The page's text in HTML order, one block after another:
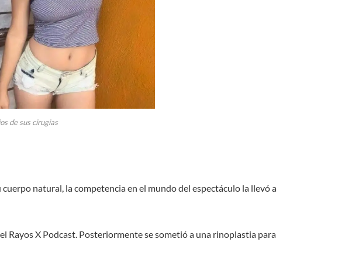
de sus cirugias
natural, la competencia en el mundo del espectáculo la llevó a
Rayos X Podcast. Posteriormente se sometió a una rinoplastia para